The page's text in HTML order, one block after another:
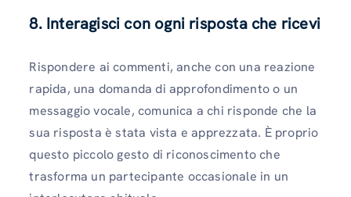
8. Interagisci con ogni risposta che ricevi
Rispondere ai commenti, anche con una reazione
rapida, una domanda di approfondimento o un
messaggio vocale, comunica a chi risponde che la
sua risposta è stata vista e apprezzata. È proprio
questo piccolo gesto di riconoscimento che
trasforma un partecipante occasionale in un